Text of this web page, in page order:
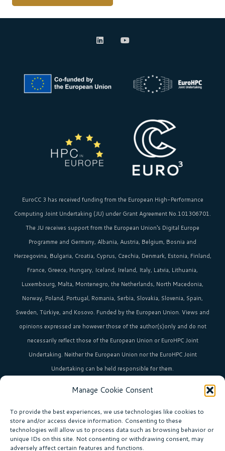
Manage Cookie Consent
To provide the best experiences, we use technologies like cookies to
store and/or access device information. Consenting to these
technologies will allow us to process data such as browsing behavior or
unique IDs on this site. Not consenting or withdrawing consent, may
adversely affect certain features and functions.
EuroCC 3 has received funding from the European High-Performance
Computing Joint Undertaking (JU) under Grant Agreement No.101306701.
The JU receives support from the European Union‘s Digital Europe
Programme and Germany, Albania, Austria, Belgium, Bosnia and
Herzegovina, Bulgaria, Croatia, Cyprus, Czechia, Denmark, Estonia, Finland,
France, Greece, Hungary, Iceland, Ireland, Italy, Latvia, Lithuania,
Luxembourg, Malta, Montenegro, the Netherlands, North Macedonia,
Norway, Poland, Portugal, Romania, Serbia, Slovakia, Slovenia, Spain,
Sweden, Türkiye, and Kosovo. Funded by the European Union. Views and
opinions expressed are however those of the author(s)only and do not
necessarily reflect those of the European Union or EuroHPC Joint
Undertaking. Neither the European Union nor the EuroHPC Joint
Undertaking can be held responsible for them.
is the umbrella brand uniting Europe’s high-performance
Join our community!